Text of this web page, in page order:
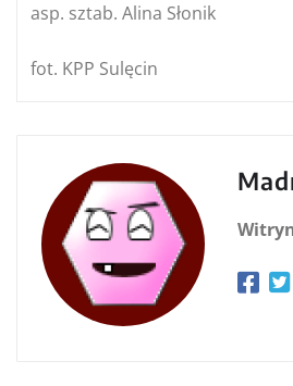
asp. sztab. Alina Słonik
fot. KPP Sulęcin